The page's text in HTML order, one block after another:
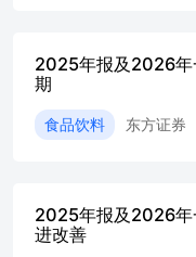
榜单第三名、新
2024年新财富最
师水晶球总榜单
分析师第三名、
非银最佳分析师
2025年报及2026年
期
食品饮料 东方证券
2025年报及2026年
进改善